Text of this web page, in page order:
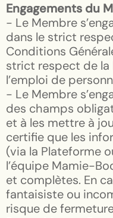
Engagements du
- Le Membre
dans le strict
Conditions
strict respect de la
l’emploi de
- Le Membre
des champs
et à les mettre à
certifie que les
(via la Plateforme
l’équipe Mamie-
et complètes. En
fantaisiste ou
risque de